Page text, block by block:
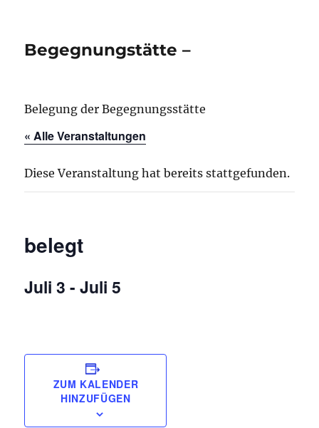
Begegnungstätte –
Belegung der Begegnungsstätte
« Alle Veranstaltungen
Diese Veranstaltung hat bereits stattgefunden.
belegt
Juli 3 -Juli 5
ZUM KALENDER
HINZUFÜGEN